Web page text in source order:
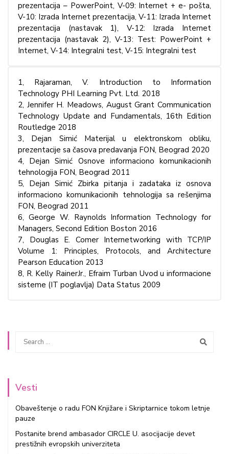
prezentacija – PowerPoint, V-09: Internet + e- pošta,
V-10: Izrada Internet prezentacija, V-11: Izrada Internet
prezentacija (nastavak 1), V-12: Izrada Internet
prezentacija (nastavak 2), V-13: Test: PowerPoint +
Internet, V-14: Integralni test, V-15: Integralni test
1, Rajaraman, V. Introduction to Information
Technology PHI Learning Pvt. Ltd. 2018
2, Jennifer H. Meadows, August Grant Communication
Technology Update and Fundamentals, 16th Edition
Routledge 2018
3, Dejan Simić Materijal u elektronskom obliku,
prezentacije sa časova predavanja FON, Beograd 2020
4, Dejan Simić Osnove informaciono komunikacionih
tehnologija FON, Beograd 2011
5, Dejan Simić Zbirka pitanja i zadataka iz osnova
informaciono komunikacionih tehnologija sa rešenjima
FON, Beograd 2011
6, George W. Raynolds Information Technology for
Managers, Second Edition Boston 2016
7, Douglas E. Comer Internetworking with TCP/IP
Volume 1: Principles, Protocols, and Architecture
Pearson Education 2013
8, R. Kelly RainerJr., Efraim Turban Uvod u informacione
sisteme (IT poglavlja) Data Status 2009
Vesti
Obaveštenje o radu FON Knjižare i Skriptarnice tokom letnje
pauze
Postanite brend ambasador CIRCLE U. asocijacije devet
prestižnih evropskih univerziteta